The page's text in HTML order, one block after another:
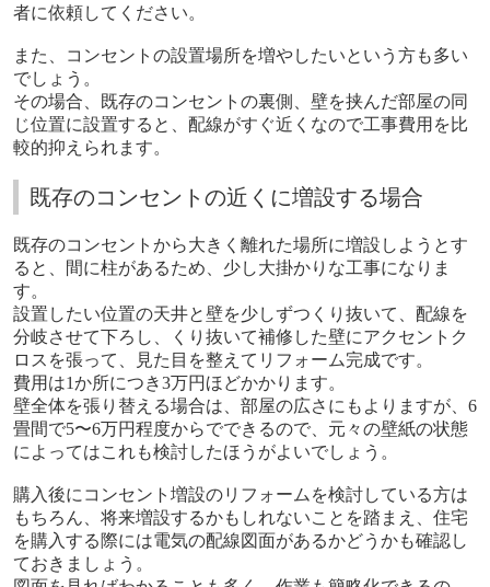
者に依頼してください。
また、コンセントの設置場所を増やしたいという方も多い
でしょう。
その場合、既存のコンセントの裏側、壁を挟んだ部屋の同
じ位置に設置すると、配線がすぐ近くなので工事費用を比
較的抑えられます。
既存のコンセントの近くに増設する場合
既存のコンセントから大きく離れた場所に増設しようとす
ると、間に柱があるため、少し大掛かりな工事になりま
す。
設置したい位置の天井と壁を少しずつくり抜いて、配線を
分岐させて下ろし、くり抜いて補修した壁にアクセントク
ロスを張って、見た目を整えてリフォーム完成です。
費用は1か所につき3万円ほどかかります。
壁全体を張り替える場合は、部屋の広さにもよりますが、 6
畳間で5〜6万円程度からでできるので、 元々の壁紙の状態
によってはこれも検討したほうがよいでしょう。
購入後にコンセント増設のリフォームを検討している方は
もちろん、将来増設するかもしれないことを踏まえ、住宅
を購入する際には電気の配線図面があるかどうかも確認し
ておきましょう。